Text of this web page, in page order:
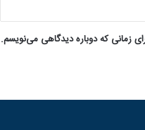
زمانی که دوباره دیدگاهی می‌نویسم.